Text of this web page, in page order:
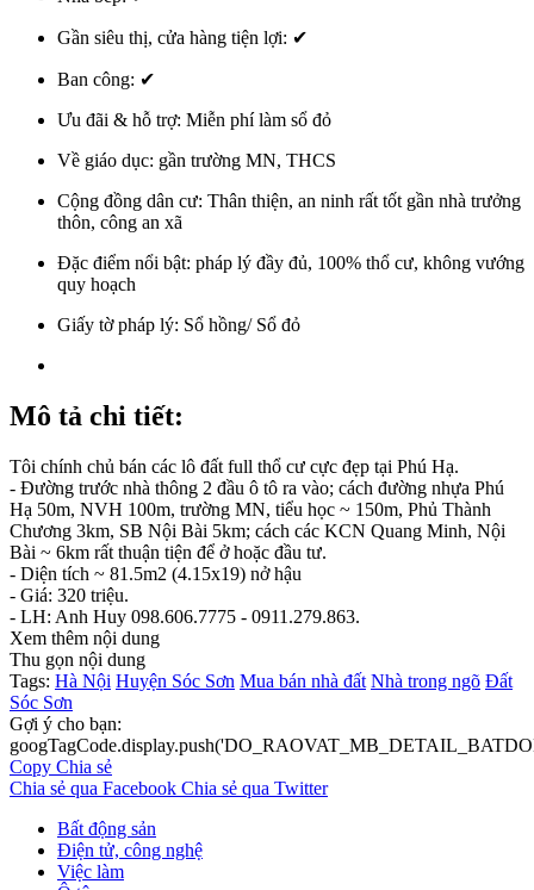
Gần siêu thị, cửa hàng tiện lợi: ✔
Ban công: ✔
Ưu đãi & hỗ trợ: Miễn phí làm sổ đỏ
Về giáo dục: gần trường MN, THCS
Cộng đồng dân cư: Thân thiện, an ninh rất tốt gần nhà trưởng
thôn, công an xã
Đặc điểm nổi bật: pháp lý đầy đủ, 100% thổ cư, không vướng
quy hoạch
Giấy tờ pháp lý: Sổ hồng/ Sổ đỏ
Mô tả chi tiết:
Tôi chính chủ bán các lô đất full thổ cư cực đẹp tại Phú Hạ.
- Đường trước nhà thông 2 đầu ô tô ra vào; cách đường nhựa Phú
Hạ 50m, NVH 100m, trường MN, tiểu học ~ 150m, Phủ Thành
Chương 3km, SB Nội Bài 5km; cách các KCN Quang Minh, Nội
Bài ~ 6km rất thuận tiện để ở hoặc đầu tư.
- Diện tích ~ 81.5m2 (4.15x19) nở hậu
- Giá: 320 triệu.
- LH: Anh Huy 098.606.7775 - 0911.279.863.
Xem thêm nội dung
Thu gọn nội dung
Tags: Hà Nội Huyện Sóc Sơn Mua bán nhà đất Nhà trong ngõ Đất
Sóc Sơn
Gợi ý cho bạn:
Copy Chia sẻ
Chia sẻ qua Facebook Chia sẻ qua Twitter
Bất động sản
Điện tử, công nghệ
Việc làm